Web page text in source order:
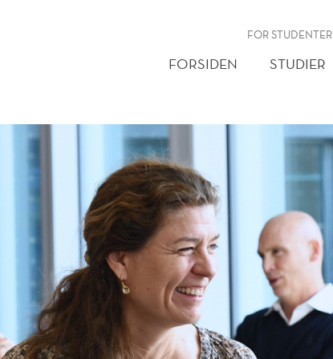
FOR STUDENTER
FORSIDEN STUDIER